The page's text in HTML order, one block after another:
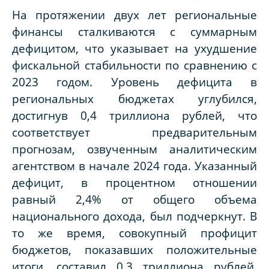
На протяжении двух лет региональные
финансы сталкиваются с суммарным
дефицитом, что указывает на ухудшение
фискальной стабильности по сравнению с
2023 годом. Уровень дефицита в
региональных бюджетах углубился,
достигнув 0,4 триллиона рублей, что
соответствует предварительным
прогнозам, озвученным аналитическим
агентством в начале 2024 года. Указанный
дефицит, в процентном отношении
равный 2,4% от общего объема
национального дохода, был подчеркнут. В
то же время, совокупный профицит
бюджетов, показавших положительные